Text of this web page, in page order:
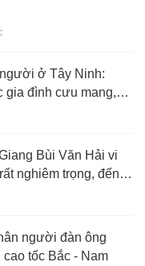
người ở Tây Ninh:
gia đình cưu mang,
thuẫn
Bùi Văn Hải vi
nghiêm trọng, đến
người đàn ông
tốc Bắc - Nam